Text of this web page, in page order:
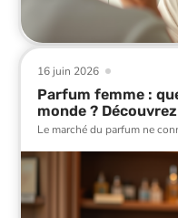
16 juin 2026
Parfum femme :
monde ?
Le marché du parfum ne